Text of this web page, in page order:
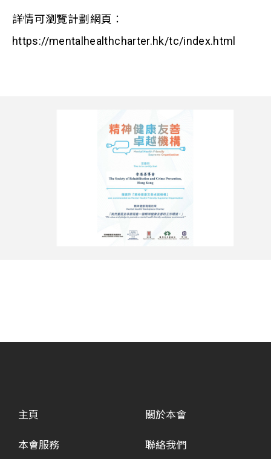
詳情可瀏覽計劃網頁︰
https://mentalhealthcharter.hk/tc/index.html
主頁
本會服務
關於本會
聯絡我們